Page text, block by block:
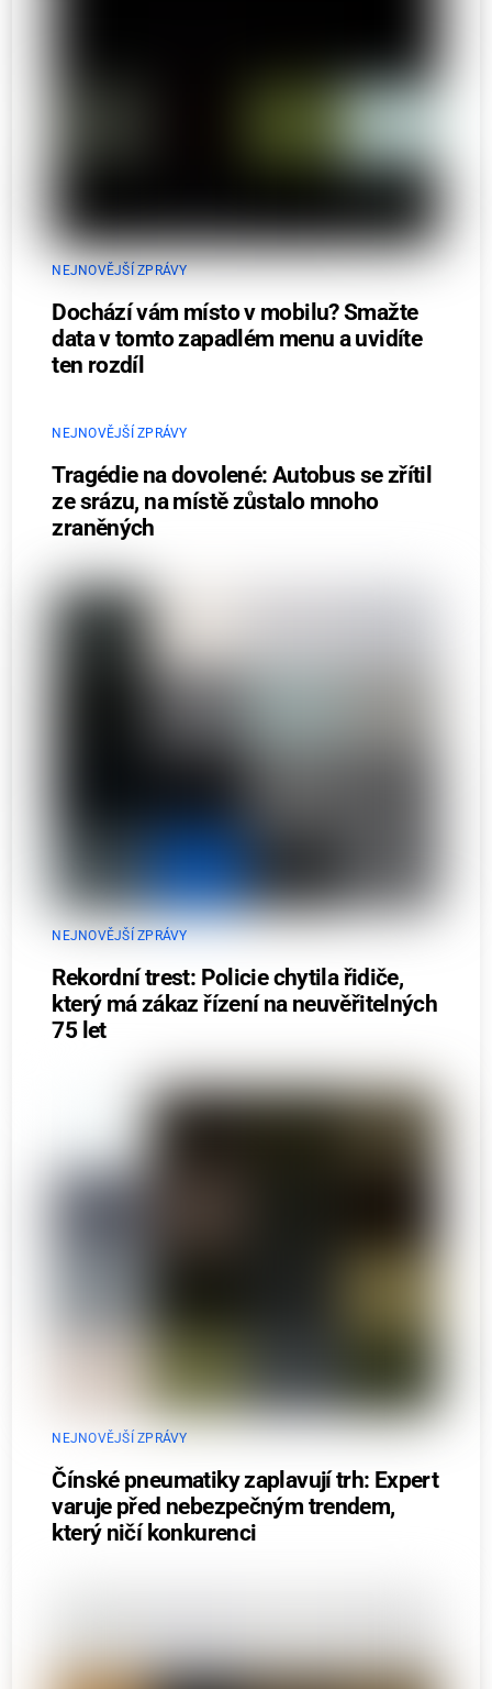
NEJNOVĚJŠÍ ZPRÁVY
Dochází vám místo v mobilu? Smažte
data v tomto zapadlém menu a uvidíte
ten rozdíl
NEJNOVĚJŠÍ ZPRÁVY
Tragédie na dovolené: Autobus se zřítil
ze srázu, na místě zůstalo mnoho
zraněných
NEJNOVĚJŠÍ ZPRÁVY
Rekordní trest: Policie chytila řidiče,
který má zákaz řízení na neuvěřitelných
75 let
NEJNOVĚJŠÍ ZPRÁVY
Čínské pneumatiky zaplavují trh: Expert
varuje před nebezpečným trendem,
který ničí konkurenci